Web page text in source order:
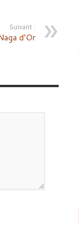
Suivant :
d’Or